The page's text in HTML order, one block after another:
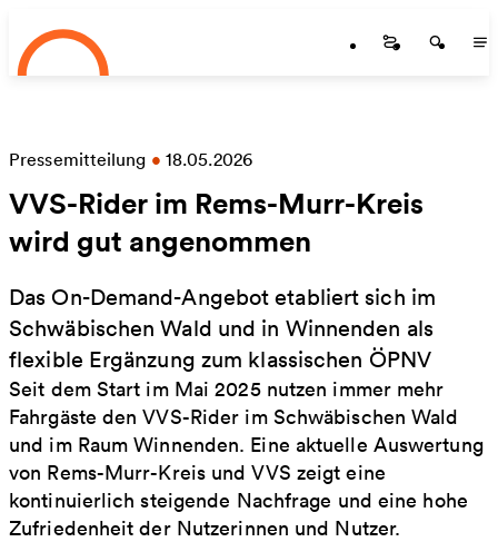
Zum Hauptinhalt springen
Startseite
Pressemitteilung • 18.05.2026
VVS-Rider im Rems-Murr-Kreis
wird gut angenommen
Das On-Demand-Angebot etabliert sich im
Schwäbischen Wald und in Winnenden als
flexible Ergänzung zum klassischen ÖPNV
Seit dem Start im Mai 2025 nutzen immer mehr
Fahrgäste den VVS-Rider im Schwäbischen Wald
und im Raum Winnenden. Eine aktuelle Auswertung
von Rems-Murr-Kreis und VVS zeigt eine
kontinuierlich steigende Nachfrage und eine hohe
Zufriedenheit der Nutzerinnen und Nutzer.